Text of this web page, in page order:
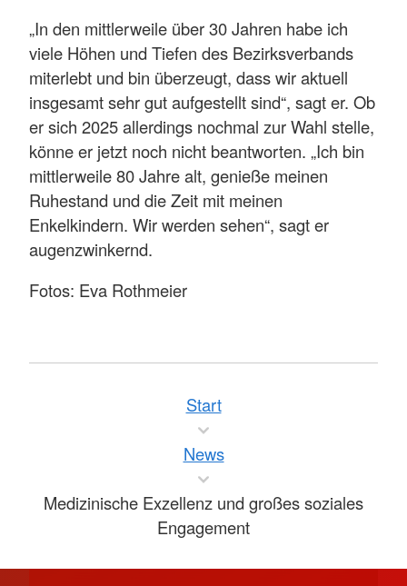
„In den mittlerweile über 30 Jahren habe ich
viele Höhen und Tiefen des Bezirksverbands
miterlebt und bin überzeugt, dass wir aktuell
insgesamt sehr gut aufgestellt sind“, sagt er. Ob
er sich 2025 allerdings nochmal zur Wahl stelle,
könne er jetzt noch nicht beantworten. „Ich bin
mittlerweile 80 Jahre alt, genieße meinen
Ruhestand und die Zeit mit meinen
Enkelkindern. Wir werden sehen“, sagt er
augenzwinkernd.
Fotos: Eva Rothmeier
Start
News
Medizinische Exzellenz und großes soziales
Engagement